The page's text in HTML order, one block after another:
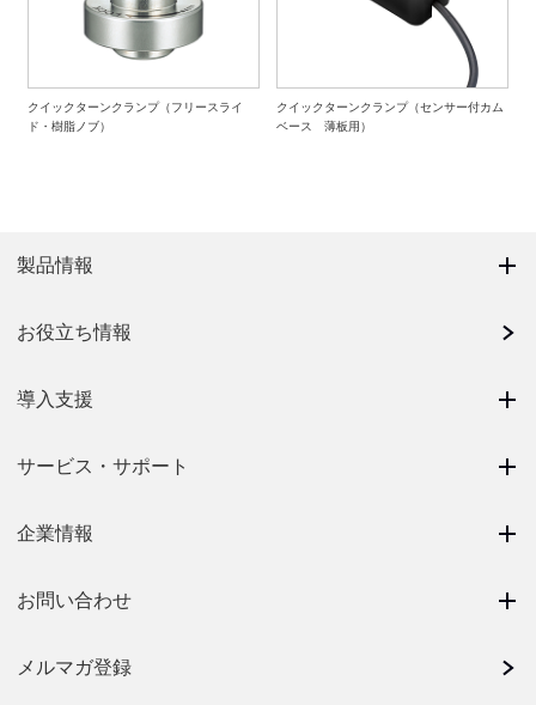
クイックターンクランプ（フリースライ
ド・樹脂ノブ）
クイックターンクランプ（センサー付カム
ベース 薄板用）
製品情報
お役立ち情報
導入支援
サービス・サポート
企業情報
お問い合わせ
メルマガ登録